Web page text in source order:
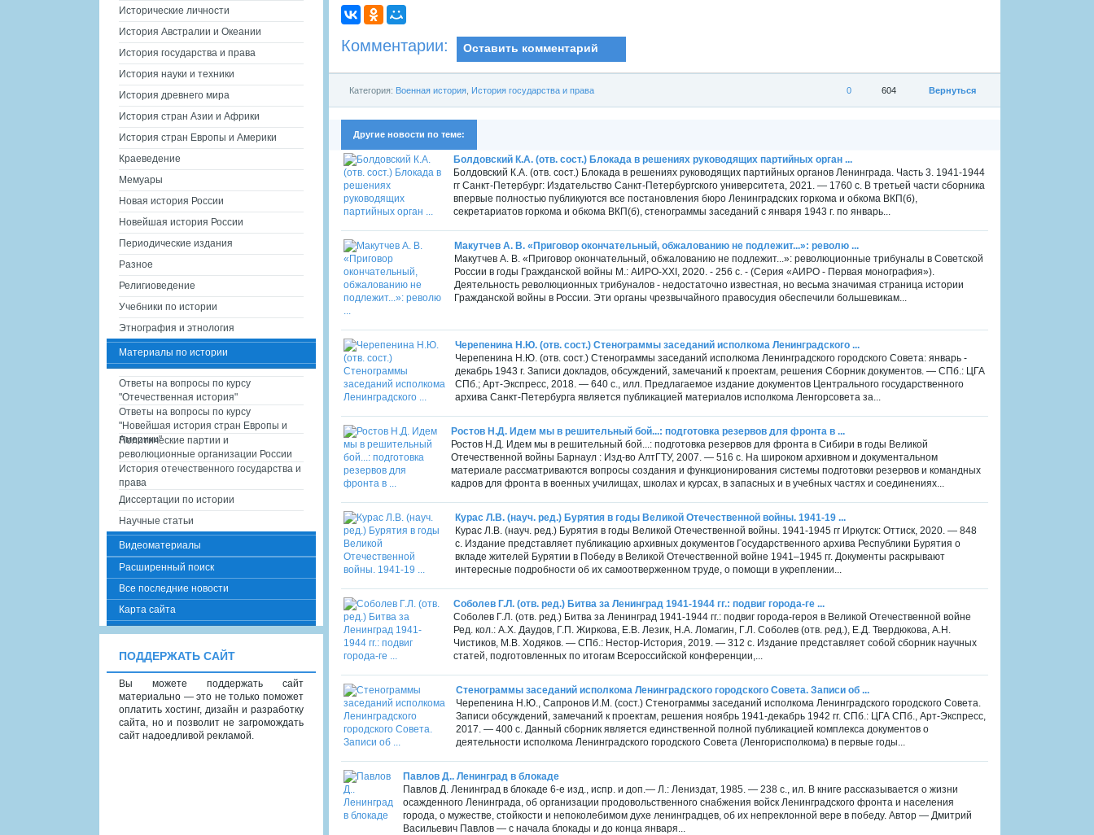
Комментарии: Оставить комментарий
Вернуться
604
0
Категория: Военная история История государства и права
Другие новости по теме:
Болдовский К.А. (отв. сост.) Блокада в решениях руководящих партийных орган ...
Болдовский К.А. (отв. сост.) Блокада в решениях руководящих партийных органов Ленинграда. Часть 3. 1941-1944
гг Санкт-Петербург: Издательство Санкт-Петербургского университета, 2021. — 1760 с. В третьей части сборника
впервые полностью публикуются все постановления бюро Ленинградских горкома и обкома ВКП(б),
секретариатов горкома и обкома ВКП(б), стенограммы заседаний с января 1943 г. по январь...
Макутчев А. В. «Приговор окончательный, обжалованию не подлежит...»: револю ...
Макутчев А. В. «Приговор окончательный, обжалованию не подлежит...»: революционные трибуналы в Советской
России в годы Гражданской войны М.: АИРО-ХХІ, 2020. - 256 с. - (Серия «АИРО - Первая монография»).
Деятельность революционных трибуналов - недостаточно известная, но весьма значимая страница истории
Гражданской войны в России. Эти органы чрезвычайного правосудия обеспечили большевикам...
Черепенина Н.Ю. (отв. сост.) Стенограммы заседаний исполкома Ленинградского ...
Черепенина Н.Ю. (отв. сост.) Стенограммы заседаний исполкома Ленинградского городского Совета: январь -
декабрь 1943 г. Записи докладов, обсуждений, замечаний к проектам, решения Сборник документов. — СПб.: ЦГА
СПб.; Арт-Экспресс, 2018. — 640 с., илл. Предлагаемое издание документов Центрального государственного
архива Санкт-Петербурга является публикацией материалов исполкома Ленгорсовета за...
Ростов Н.Д. Идем мы в решительный бой...: подготовка резервов для фронта в ...
Ростов Н.Д. Идем мы в решительный бой...: подготовка резервов для фронта в Сибири в годы Великой
Отечественной войны Барнаул : Изд-во АлтГТУ, 2007. — 516 с. На широком архивном и документальном
материале рассматриваются вопросы создания и функционирования системы подготовки резервов и командных
кадров для фронта в военных училищах, школах и курсах, в запасных и в учебных частях и соединениях...
Курас Л.В. (науч. ред.) Бурятия в годы Великой Отечественной войны. 1941-19 ...
Курас Л.В. (науч. ред.) Бурятия в годы Великой Отечественной войны. 1941-1945 гг Иркутск: Оттиск, 2020. — 848
с. Издание представляет публикацию архивных документов Государственного архива Республики Бурятия о
вкладе жителей Бурятии в Победу в Великой Отечественной войне 1941–1945 гг. Документы раскрывают
интересные подробности об их самоотверженном труде, о помощи в укреплении...
Соболев Г.Л. (отв. ред.) Битва за Ленинград 1941-1944 гг.: подвиг города-ге ...
Соболев Г.Л. (отв. ред.) Битва за Ленинград 1941-1944 гг.: подвиг города-героя в Великой Отечественной войне
Ред. кол.: А.Х. Даудов, Г.П. Жиркова, Е.В. Лезик, Н.А. Ломагин, Г.Л. Соболев (отв. ред.), Е.Д. Твердюкова, А.Н.
Чистиков, М.В. Ходяков. — СПб.: Нестор-История, 2019. — 312 с. Издание представляет собой сборник научных
статей, подготовленных по итогам Всероссийской конференции,...
Стенограммы заседаний исполкома Ленинградского городского Совета. Записи об ...
Черепенина Н.Ю., Сапронов И.М. (сост.) Стенограммы заседаний исполкома Ленинградского городского Совета.
Записи обсуждений, замечаний к проектам, решения ноябрь 1941-декабрь 1942 гг. СПб.: ЦГА СПб., Арт-Экспресс,
2017. — 400 с. Данный сборник является единственной полной публикацией комплекса документов о
деятельности исполкома Ленинградского городского Совета (Ленгорисполкома) в первые годы...
Павлов Д.. Ленинград в блокаде
Павлов Д. Ленинград в блокаде 6-е изд., испр. и доп.— Л.: Лениздат, 1985. — 238 с., ил. В книге рассказывается о жизни
осажденного Ленинграда, об организации продовольственного снабжения войск Ленинградского фронта и населения
города, о мужестве, стойкости и непоколебимом духе ленинградцев, об их непреклонной вере в победу. Автор — Дмитрий
Васильевич Павлов — с начала блокады и до конца января...
Исторические личности
История Австралии и Океании
История государства и права
История науки и техники
История древнего мира
История стран Азии и Африки
История стран Европы и Америки
Краеведение
Мемуары
Новая история России
Новейшая история России
Периодические издания
Разное
Религиоведение
Учебники по истории
Этнография и этнология
Материалы по истории
Ответы на вопросы по курсу
"Отечественная история"
Ответы на вопросы по курсу
"Новейшая история стран Европы и
Америки"
Политические партии и
революционные организации России
История отечественного государства и
права
Диссертации по истории
Научные статьи
Видеоматериалы
Расширенный поиск
Все последние новости
Карта сайта
ПОДДЕРЖАТЬ САЙТ
Вы можете поддержать сайт
материально — это не только поможет
оплатить хостинг, дизайн и разработку
сайта, но и позволит не загромождать
сайт надоедливой рекламой.